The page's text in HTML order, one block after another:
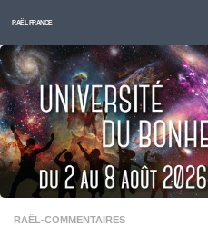
Skip to content
RAËL FRANCE
RAËL-COMMENTAIRES